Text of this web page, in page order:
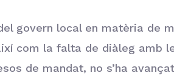
govern local en matèria de
com la falta de diàleg amb
de mandat, no s’ha